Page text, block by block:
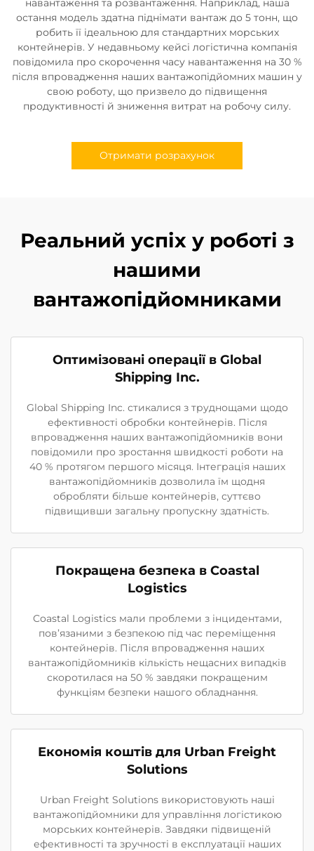
остання модель здатна піднімати вантаж до 5 тонн, що
робить її ідеальною для стандартних морських
контейнерів. У недавньому кейсі логістична компанія
повідомила про скорочення часу навантаження на 30 %
після впровадження наших вантажопідйомних машин у
свою роботу, що призвело до підвищення
продуктивності й зниження витрат на робочу силу.
Отримати розрахунок
Реальний успіх у роботі з
нашими
вантажопідйомниками
Оптимізовані операції в Global
Shipping Inc.
Global Shipping Inc. стикалися з труднощами щодо
ефективності обробки контейнерів. Після
впровадження наших вантажопідйомників вони
повідомили про зростання швидкості роботи на
40 % протягом першого місяця. Інтеграція наших
вантажопідйомників дозволила їм щодня
обробляти більше контейнерів, суттєво
підвищивши загальну пропускну здатність.
Покращена безпека в Coastal
Logistics
Coastal Logistics мали проблеми з інцидентами,
пов’язаними з безпекою під час переміщення
контейнерів. Після впровадження наших
вантажопідйомників кількість нещасних випадків
скоротилася на 50 % завдяки покращеним
функціям безпеки нашого обладнання.
Економія коштів для Urban Freight
Solutions
Urban Freight Solutions використовують наші
вантажопідйомники для управління логістикою
морських контейнерів. Завдяки підвищеній
ефективності та зручності в експлуатації наших